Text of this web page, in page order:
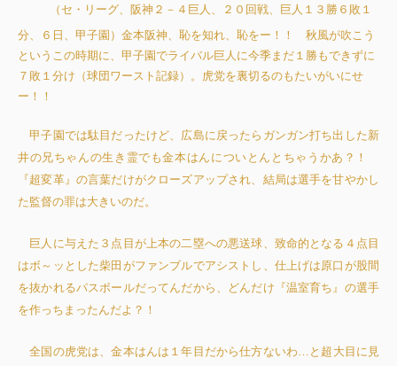
（セ・リーグ、阪神２－４巨人、２０回戦、巨人１３勝６敗１
分、６日、甲子園）金本阪神、恥を知れ、恥をー！！ 秋風が吹こう
というこの時期に、甲子園でライバル巨人に今季まだ１勝もできずに
７敗１分け（球団ワースト記録）。虎党を裏切るのもたいがいにせ
ー！！
甲子園では駄目だったけど、広島に戻ったらガンガン打ち出した新
井の兄ちゃんの生き霊でも金本はんについとんとちゃうかあ？！
『超変革』の言葉だけがクローズアップされ、結局は選手を甘やかし
た監督の罪は大きいのだ。
巨人に与えた３点目が上本の二塁への悪送球、致命的となる４点目
はボ～ッとした柴田がファンブルでアシストし、仕上げは原口が股間
を抜かれるパスボールだってんだから、どんだけ『温室育ち』の選手
を作っちまったんだよ？！
全国の虎党は、金本はんは１年目だから仕方ないわ…と超大目に見